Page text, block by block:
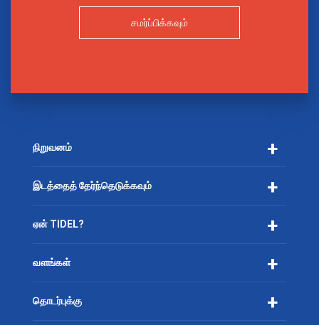
சமர்ப்பிக்கவும்
நிறுவனம்
இடத்தைத் தேர்ந்தெடுக்கவும்
ஏன் TIDEL?
வளங்கள்
தொடர்புக்கு